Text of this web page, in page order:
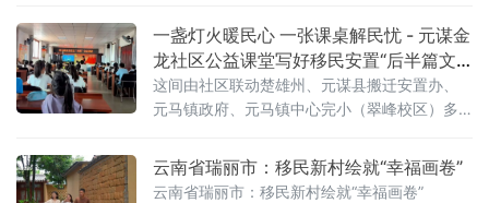
旅融合、人才赋能、试点创新、政策兜底四项
举措，全方位构建多元化、特色化、可持续的
移民产业发展新格局，以产业兴旺为移民乡村
全面振兴注入持久强劲动力。 依托安置点得天
独
一盏灯火暖民心 一张课桌解民忧 - 元谋金
龙社区公益课堂写好移民安置“后半篇文
章”
这间由社区联动楚雄州、元谋县搬迁安置办、
元马镇政府、元马镇中心完小（翠峰校区）多
子女课后时光，用精准民生服务破解搬迁群众
急难愁盼。金龙社区是乌东德水电站集中移民
云南省瑞丽市：移民新村绘就“幸福画卷”
云南省瑞丽市：移民新村绘就“幸福画卷”